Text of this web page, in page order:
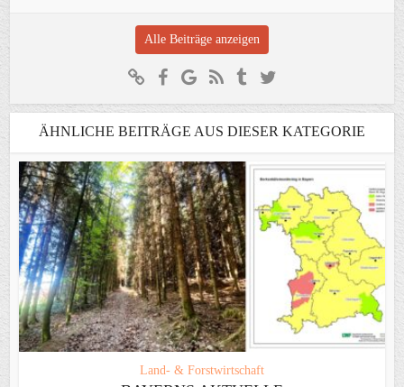
Alle Beiträge anzeigen
ÄHNLICHE BEITRÄGE AUS DIESER KATEGORIE
Land- & Forstwirtschaft